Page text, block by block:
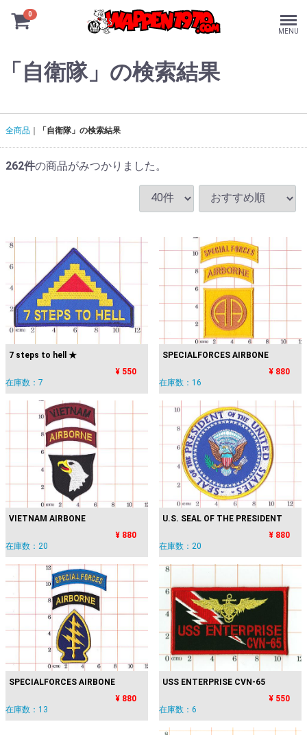
0
MENU
「自衛隊」の検索結果
全商品 「自衛隊」の検索結果
262件の商品がみつかりました。
7 steps to hell ★
¥ 550
在庫数：7
SPECIALFORCES AIRBONE
¥ 880
在庫数：16
VIETNAM AIRBONE
¥ 880
在庫数：20
U.S. SEAL OF THE PRESIDENT
¥ 880
在庫数：20
SPECIALFORCES AIRBONE
¥ 880
在庫数：13
USS ENTERPRISE CVN-65
¥ 550
在庫数：6